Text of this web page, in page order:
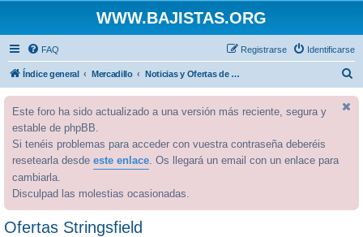
WWW.BAJISTAS.ORG
FAQ Identificarse
Registrarse
Índice general Mercadillo Noticias y Ofertas de los Patrocinadores de BORG
Este foro ha sido actualizado a una versión más reciente, segura y
estable de phpBB.
Si tenéis problemas para acceder con vuestra contraseña deberéis
resetearla desde este enlace. Os llegará un email con un enlace para
cambiarla.
Disculpad las molestias ocasionadas.
Ofertas Stringsfield